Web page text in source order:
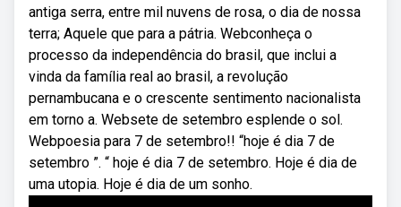
antiga serra, entre mil nuvens de rosa, o dia de nossa
terra; Aquele que para a pátria. Webconheça o
processo da independência do brasil, que inclui a
vinda da família real ao brasil, a revolução
pernambucana e o crescente sentimento nacionalista
em torno a. Websete de setembro esplende o sol.
Webpoesia para 7 de setembro!! “hoje é dia 7 de
setembro ”. “ hoje é dia 7 de setembro. Hoje é dia de
uma utopia. Hoje é dia de um sonho.